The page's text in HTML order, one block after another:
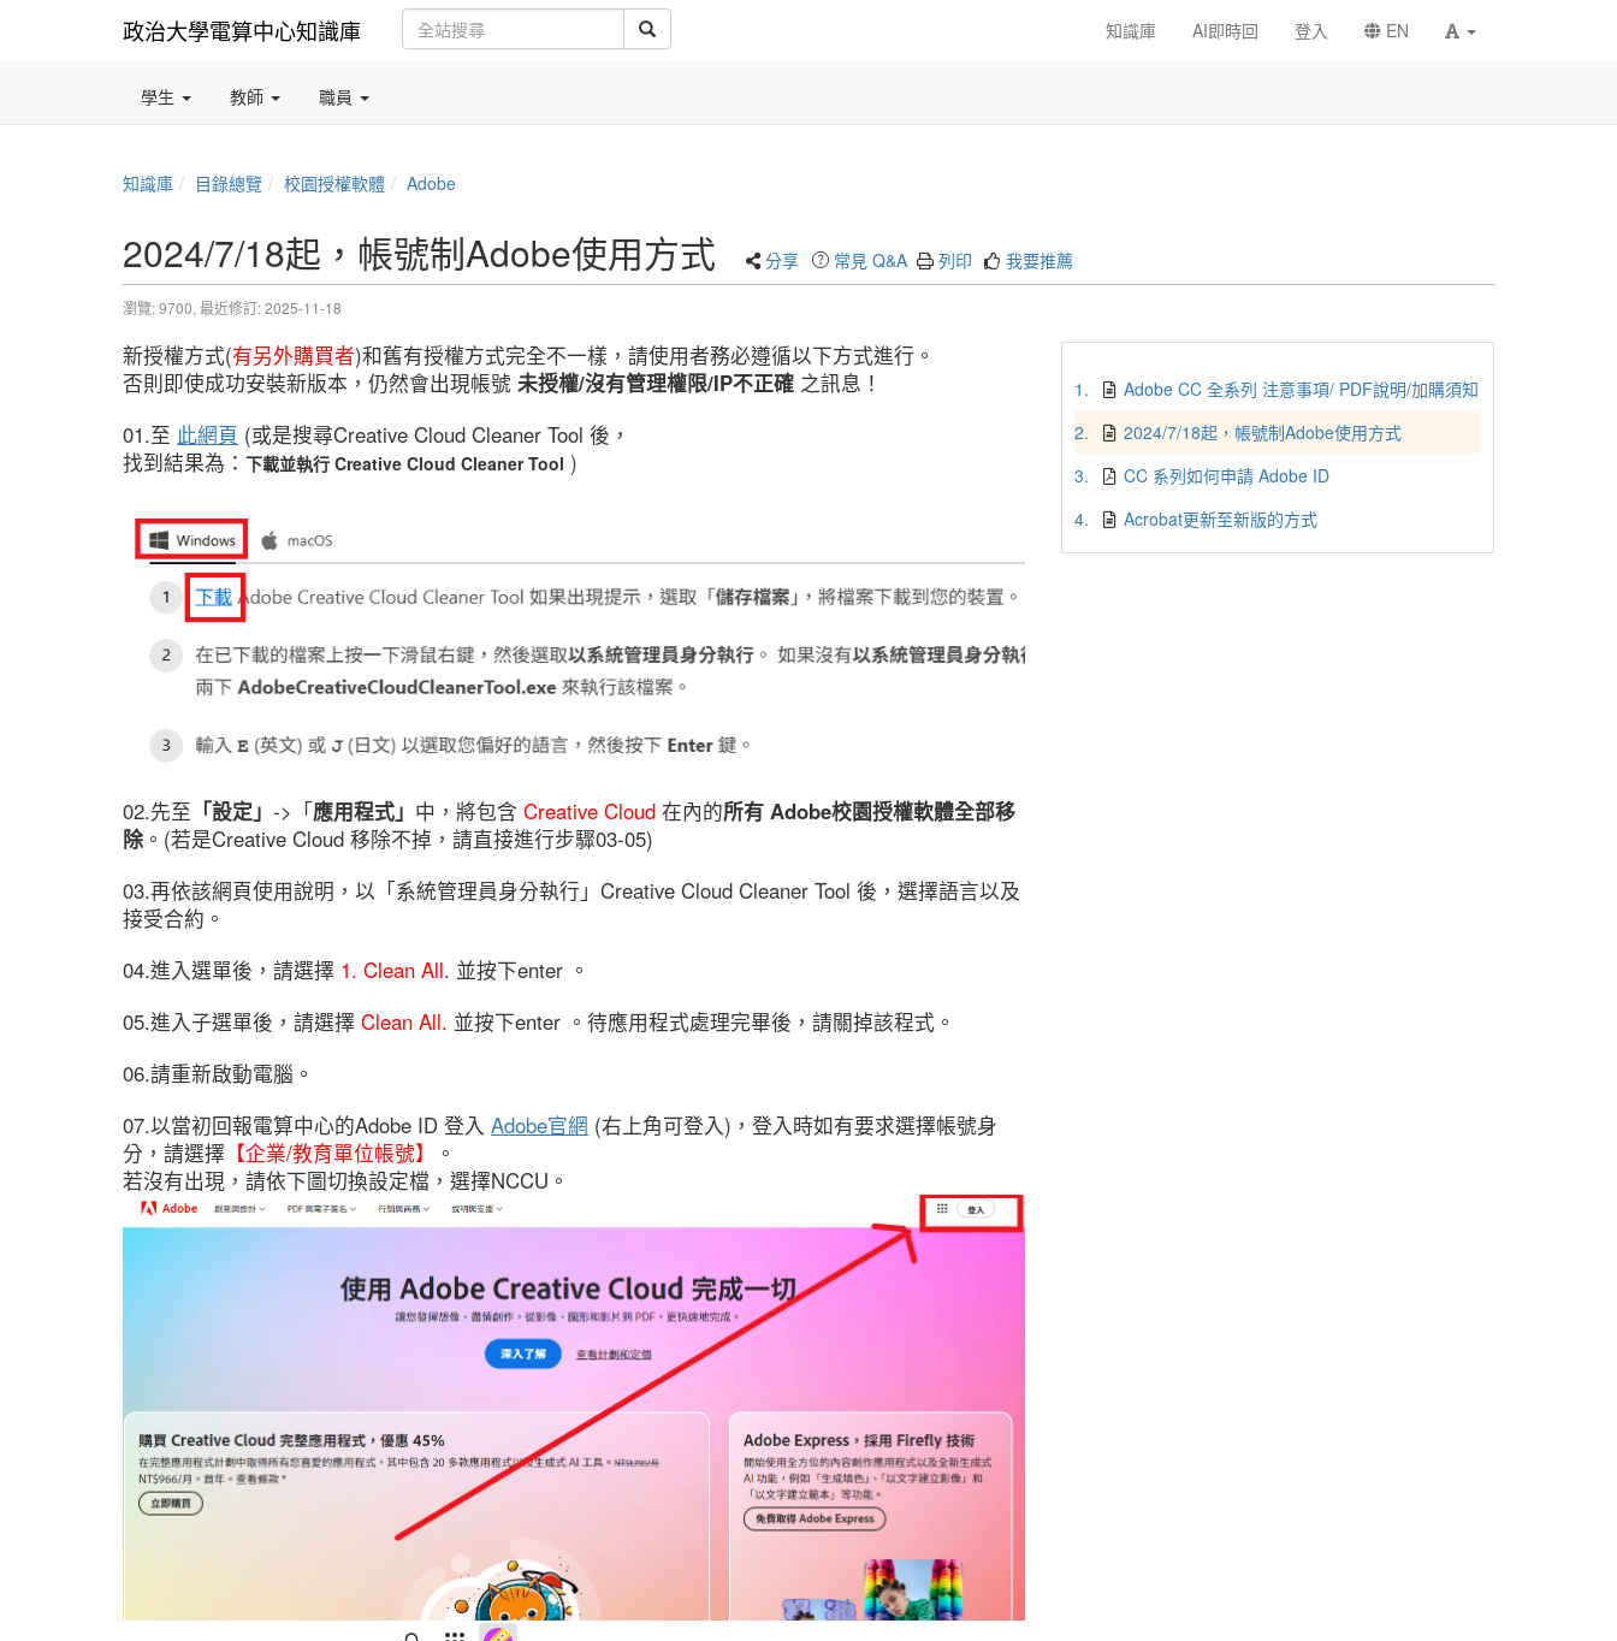
政治大學電算中心知識庫 知識庫 AI即時回 登入 EN
學生 教師 職員
知識庫 目錄總覽 校園授權軟體 Adobe
2024/7/18起，帳號制Adobe使用方式 分享 常見 Q&A 列印 我要推薦
瀏覽: 9700, 最近修訂: 2025-11-18
新授權方式(有另外購買者)和舊有授權方式完全不一樣，請使用者務必遵循以下方式進行。
否則即使成功安裝新版本，仍然會出現帳號 未授權/沒有管理權限/IP不正確 之訊息！
01.至 此網頁 (或是搜尋Creative Cloud Cleaner Tool 後，
找到結果為： 下載並執行 Creative Cloud Cleaner Tool )
02.先至 「設定」 ->「應用程式」 中，將包含 Creative Cloud 在內的所有 Adobe校園授權軟體全部移
除 。(若是Creative Cloud 移除不掉，請直接進行步驟03-05)
03.再依該網頁使用說明，以「系統管理員身分執行」Creative Cloud Cleaner Tool 後，選擇語言以及
接受合約。
04.進入選單後，請選擇 1. Clean All. 並按下enter 。
05.進入子選單後，請選擇 Clean All. 並按下enter 。待應用程式處理完畢後，請關掉該程式。
06.請重新啟動電腦。
07.以當初回報電算中心的Adobe ID 登入 Adobe官網 (右上角可登入)，登入時如有要求選擇帳號身
分，請選擇 【企業/教育單位帳號】
。
若沒有出現，請依下圖切換設定檔，選擇NCCU。
1.
Adobe CC 全系列 注意事項/ PDF說明/加購須知
2.
2024/7/18起，帳號制Adobe使用方式
3.
CC 系列如何申請 Adobe ID
4.
Acrobat更新至新版的方式